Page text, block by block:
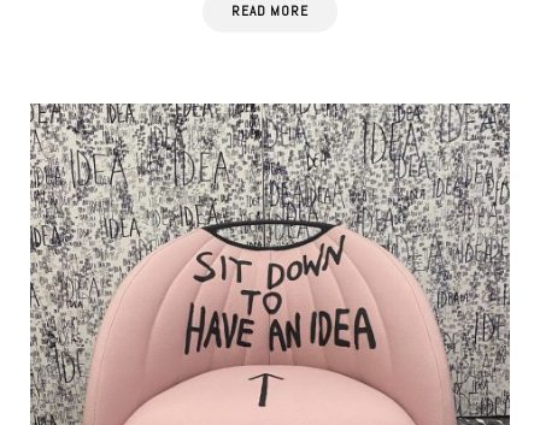
READ MORE